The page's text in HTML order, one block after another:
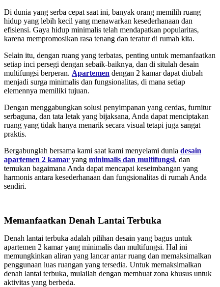
Di dunia yang serba cepat saat ini, banyak orang memilih ruang
hidup yang lebih kecil yang menawarkan kesederhanaan dan
efisiensi. Gaya hidup minimalis telah mendapatkan popularitas,
karena mempromosikan rasa tenang dan teratur di rumah kita.
Selain itu, dengan ruang yang terbatas, penting untuk memanfaatkan
setiap inci persegi dengan sebaik-baiknya, dan di situlah desain
multifungsi berperan. Apartemen dengan 2 kamar dapat diubah
menjadi surga minimalis dan fungsionalitas, di mana setiap
elemennya memiliki tujuan.
Dengan menggabungkan solusi penyimpanan yang cerdas, furnitur
serbaguna, dan tata letak yang bijaksana, Anda dapat menciptakan
ruang yang tidak hanya menarik secara visual tetapi juga sangat
praktis.
Bergabunglah bersama kami saat kami menyelami dunia desain
apartemen 2 kamar yang minimalis dan multifungsi, dan
temukan bagaimana Anda dapat mencapai keseimbangan yang
harmonis antara kesederhanaan dan fungsionalitas di rumah Anda
sendiri.
Memanfaatkan Denah Lantai Terbuka
Denah lantai terbuka adalah pilihan desain yang bagus untuk
apartemen 2 kamar yang minimalis dan multifungsi. Hal ini
memungkinkan aliran yang lancar antar ruang dan memaksimalkan
penggunaan luas ruangan yang tersedia. Untuk memaksimalkan
denah lantai terbuka, mulailah dengan membuat zona khusus untuk
aktivitas yang berbeda.